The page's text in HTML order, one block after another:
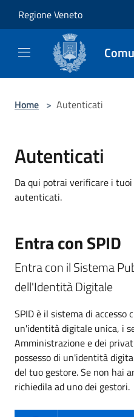
Regione Veneto
Home > Autenticati
Autenticati
Da qui potrai verificare i
autenticati.
Entra con SPID
Entra con il Sistema
dell'Identità Digitale
SPID è il sistema di
un'identità digitale unica, i
Amministrazione e dei
possesso di un'identità
del tuo gestore. Se non hai
richiedila ad uno dei gestori.